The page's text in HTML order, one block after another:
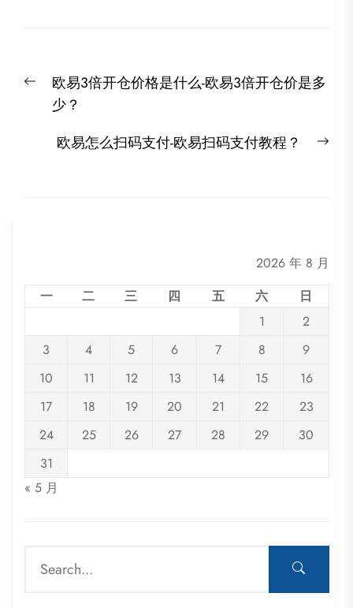
章
Previous欧易3倍开仓价格是什么-欧易3倍开仓价是多
少？
欧易怎么扫码支付-欧易扫码支付教程？
2026 年 8 月
一
二 三 四 五 六
日
1
2
3
4 5 6 7 8
9
10
11 12 13 14 15
16
17
18 19 20 21 22
23
24
25 26 27 28 29
30
31
« 5 月